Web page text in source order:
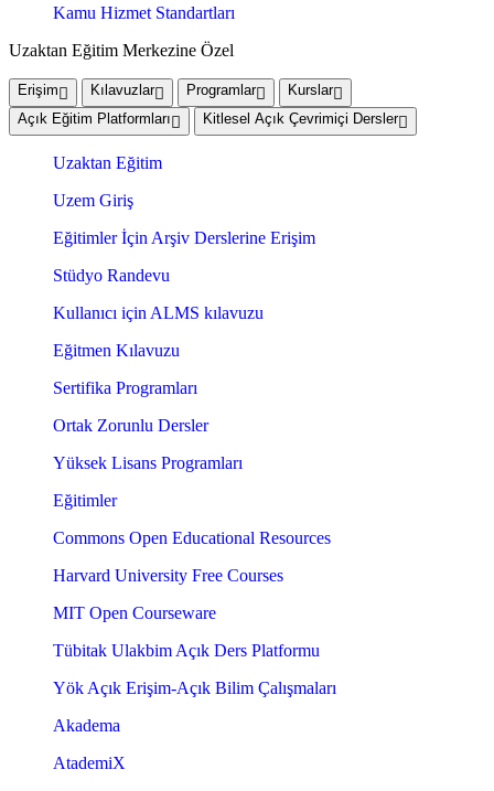
Kamu Hizmet Standartları
Uzaktan Eğitim Merkezine Özel
Erişim Kılavuzlar Programlar
Kurslar
Açık Eğitim Platformları
Kitlesel Açık Çevrimiçi Dersler
Uzaktan Eğitim
Uzem Giriş
Eğitimler İçin Arşiv Derslerine Erişim
Stüdyo Randevu
Kullanıcı için ALMS kılavuzu
Eğitmen Kılavuzu
Sertifika Programları
Ortak Zorunlu Dersler
Yüksek Lisans Programları
Eğitimler
Commons Open Educational Resources
Harvard University Free Courses
MIT Open Courseware
Tübitak Ulakbim Açık Ders Platformu
Yök Açık Erişim-Açık Bilim Çalışmaları
Akadema
AtademiX